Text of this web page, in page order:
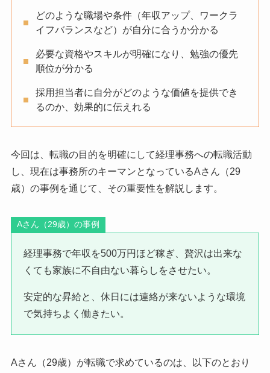
どのような職場や条件（年収アップ、ワークラ
イフバランスなど）が自分に合うか分かる
必要な資格やスキルが明確になり、勉強の優先
順位が分かる
採用担当者に自分がどのような価値を提供でき
るのか、効果的に伝えれる
今回は、転職の目的を明確にして経理事務への転職活動
し、現在は事務所のキーマンとなっているAさん（29
歳）の事例を通じて、その重要性を解説します。
Aさん（29歳）の事例
経理事務で年収を500万円ほど稼ぎ、贅沢は出来な
くても家族に不自由ない暮らしをさせたい。
安定的な昇給と、休日には連絡が来ないような環境
で気持ちよく働きたい。
Aさん（29歳）が転職で求めているのは、以下のとおり